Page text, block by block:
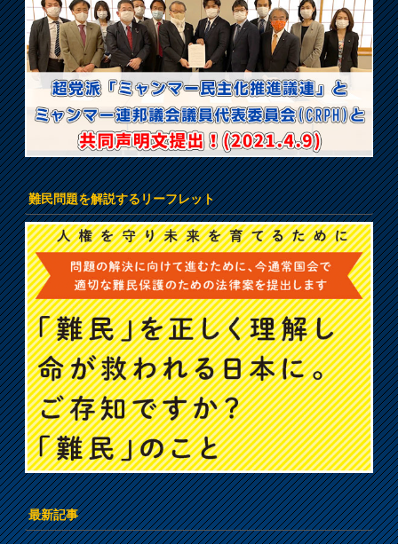
難民問題を解説するリーフレット
最新記事